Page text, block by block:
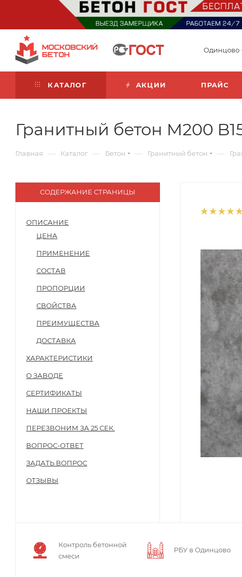
Одинцово
КАТАЛОГ АКЦИИ ПРАЙС
Гранитный бетон М200
Главная — Каталог — Бетон — Гранитный бетон —
СОДЕРЖАНИЕ СТРАНИЦЫ
ОПИСАНИЕ
ЦЕНА
ПРИМЕНЕНИЕ
СОСТАВ
ПРОПОРЦИИ
СВОЙСТВА
ПРЕИМУЩЕСТВА
ДОСТАВКА
ХАРАКТЕРИСТИКИ
О ЗАВОДЕ
СЕРТИФИКАТЫ
НАШИ ПРОЕКТЫ
ПЕРЕЗВОНИМ ЗА 25 СЕК.
ВОПРОС-ОТВЕТ
ЗАДАТЬ ВОПРОС
ОТЗЫВЫ
Контроль бетонной
смеси
РБУ в Одинцово